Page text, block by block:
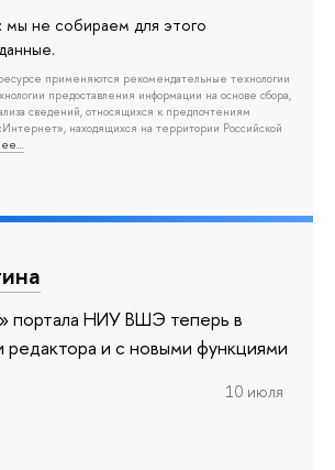
мы не собираем для этого
применяются рекомендательные технологии
предоставления информации на основе сбора,
сведений, относящихся к предпочтениям
находящихся на территории Российской
портала НИУ ВШЭ теперь в
редактора и с новыми функциями
10 июля